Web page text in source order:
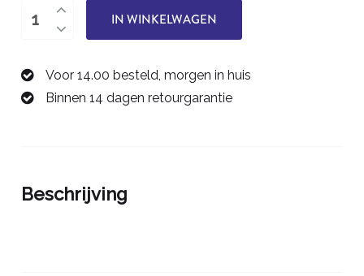
0068235
aantal
IN WINKELWAGEN
Voor 14.00 besteld, morgen in huis
Binnen 14 dagen retourgarantie
Beschrijving